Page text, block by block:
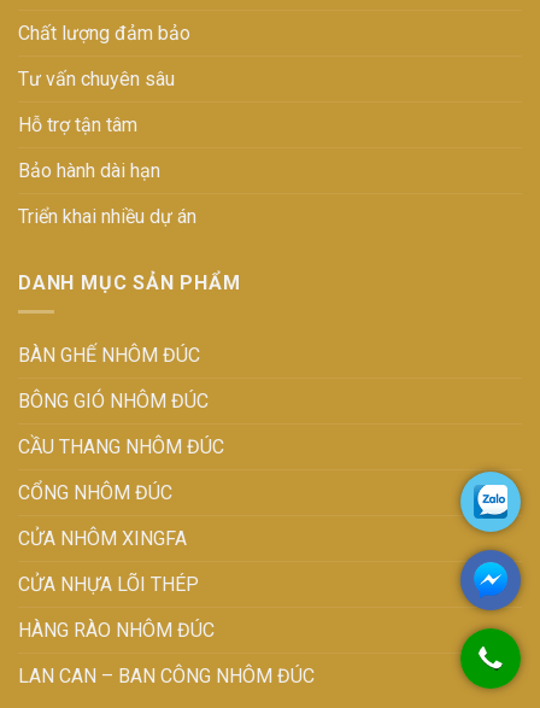
Chất lượng đảm bảo
Tư vấn chuyên sâu
Hỗ trợ tận tâm
Bảo hành dài hạn
Triển khai nhiều dự án
DANH MỤC SẢN PHẨM
BÀN GHẾ NHÔM ĐÚC
BÔNG GIÓ NHÔM ĐÚC
CẦU THANG NHÔM ĐÚC
CỔNG NHÔM ĐÚC
CỬA NHÔM XINGFA
CỬA NHỰA LÕI THÉP
HÀNG RÀO NHÔM ĐÚC
LAN CAN – BAN CÔNG NHÔM ĐÚC